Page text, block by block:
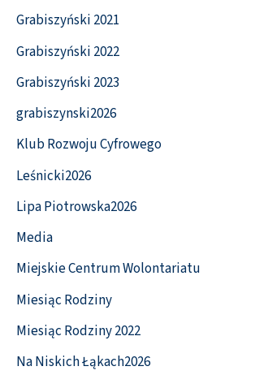
Grabiszyński 2021
Grabiszyński 2022
Grabiszyński 2023
grabiszynski2026
Klub Rozwoju Cyfrowego
Leśnicki2026
Lipa Piotrowska2026
Media
Miejskie Centrum Wolontariatu
Miesiąc Rodziny
Miesiąc Rodziny 2022
Na Niskich Łąkach2026